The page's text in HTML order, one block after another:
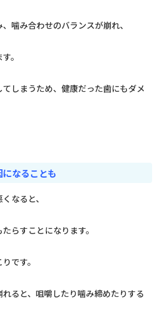
噛み合わせのバランスが崩れ、
。
しまうため、健康だった歯にもダメ
なることも
なると、
らすことになります。
です。
ると、咀嚼したり噛み締めたりする